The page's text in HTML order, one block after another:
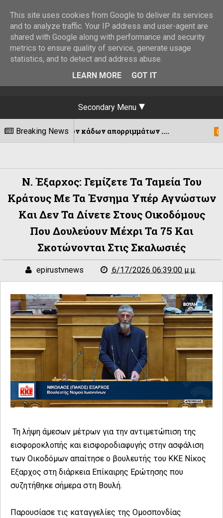
Secondary Menu
Breaking News
κάδων απορριμμάτων .... 07/08/2026
Ν. Έξαρχος: Γεμίζετε Τα Ταμεία Του
Κράτους Με Τα Ένσημα Υπέρ Αγνώστων
Και Δεν Τα Δίνετε Στους Οικοδόμους
Που Δουλεύουν Μέχρι Τα 75 Και
Σκοτώνονται Στις Σκαλωσιές
epirustvnews 6/17/2026 06:39:00 μ.μ.
Τη λήψη άμεσων μέτρων για την αντιμετώπιση της
εισφοροκλοπής και εισφοροδιαφυγής στην ασφάλιση
των Οικοδόμων απαίτησε ο βουλευτής του ΚΚΕ Νίκος
Εξαρχος στη διάρκεια Επίκαιρης Ερώτησης που
συζητήθηκε σήμερα στη Βουλή.
Παρουσίασε τις καταγγελίες της Ομοσπονδίας
This site uses cookies from Google to deliver its services
and to analyze traffic. Your IP address and user-agent are
shared with Google along with performance and security
metrics to ensure quality of service, generate usage
statistics, and to detect and address abuse.
LEARN MORE
GOT IT